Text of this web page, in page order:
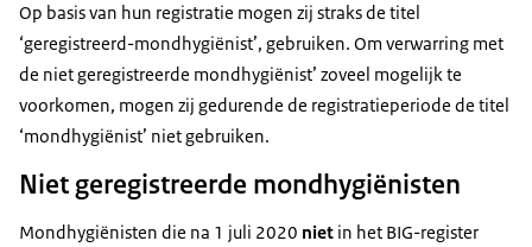
Op basis van hun registratie mogen zij straks de titel
‘geregistreerd-mondhygiënist’, gebruiken. Om verwarring met
de niet geregistreerde mondhygiënist’ zoveel mogelijk te
voorkomen, mogen zij gedurende de registratieperiode de titel
‘mondhygiënist’ niet gebruiken.
Niet geregistreerde mondhygiënisten
Mondhygiënisten die na 1 juli 2020 niet in het BIG-register